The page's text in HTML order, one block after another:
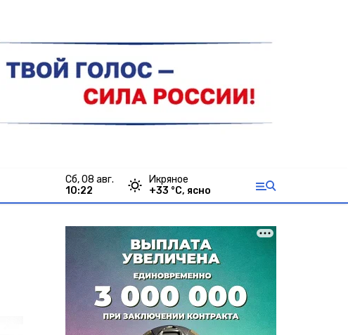
сб, 08 авг.
10:22
Икряное
+33 °С, ясно